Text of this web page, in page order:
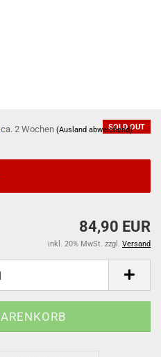
SOLD OUT
ca. 2 Wochen(Ausland abweichend)
84,90 EUR
inkl. 20% MwSt. zzgl. Versand